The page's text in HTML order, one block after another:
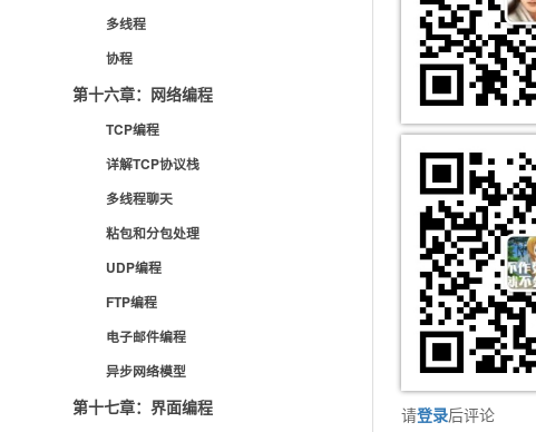
多线程
协程
第十六章：网络编程
TCP编程
详解TCP协议栈
多线程聊天
粘包和分包处理
UDP编程
FTP编程
电子邮件编程
异步网络模型
第十七章：界面编程 请登录后评论